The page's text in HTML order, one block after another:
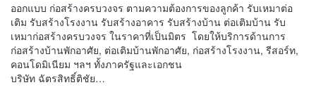
ออกแบบ ก่อสร้างครบวงจร ตามความต้องการของลูกค้า รับเหมาต่อ
เติม รับสร้างโรงงาน รับสร้างอาคาร รับสร้างบ้าน ต่อเติมบ้าน รับ
เหมาก่อสร้างครบวงจร ในราคาที่เป็นมิตร โดยให้บริการด้านการ
ก่อสร้างบ้านพักอาศัย, ต่อเติมบ้านพักอาศัย, ก่อสร้างโรงงาน, รีสอร์ท,
คอนโดมิเนียม ฯลฯ ทั้งภาครัฐและเอกชน
บริษัท ฉัตรสิทธิ์ติชัย…